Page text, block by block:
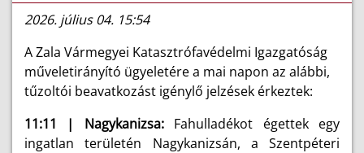
2026. július 04. 15:54
A Zala Vármegyei Katasztrófavédelmi Igazgatóság
műveletirányító ügyeletére a mai napon az alábbi,
tűzoltói beavatkozást igénylő jelzések érkeztek:
11:11 | Nagykanizsa:Fahulladékot égettek egy
ingatlan területén Nagykanizsán, a Szentpéteri